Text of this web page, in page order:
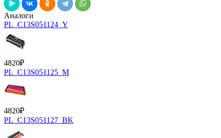
Аналоги
PL_C13S051124_Y
4820₽
PL_C13S051125_M
4820₽
PL_C13S051127_BK